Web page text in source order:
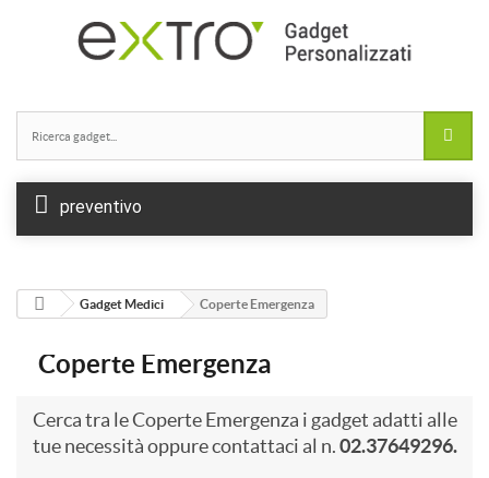
preventivo
Gadget Medici Coperte Emergenza
Coperte Emergenza
Cerca tra le Coperte Emergenza i gadget adatti alle
tue necessità oppure contattaci al n.02.37649296.